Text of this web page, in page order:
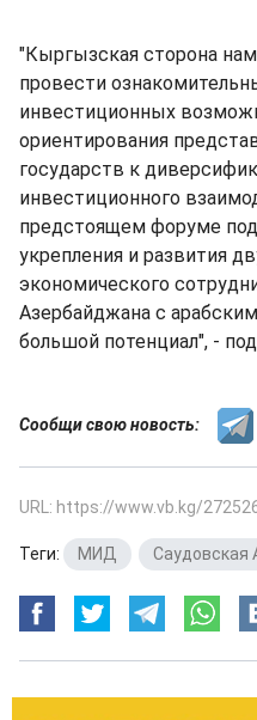
"Кыргызская сторона
провести
инвестиционных
ориентирования
государств к
инвестиционного
предстоящем форуме
укрепления и развития
экономического
Азербайджана с
большой потенциал", -
Сообщи свою новость:
URL: https://www.vb.kg/
Теги: МИД Саудовская